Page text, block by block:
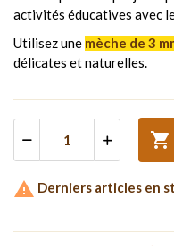
activités éducatives avec
Utilisez une mèche de 3
délicates et naturelles.

 Derniers articles en